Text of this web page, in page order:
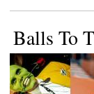
Balls To